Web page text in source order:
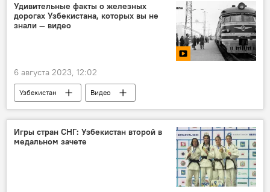
Удивительные факты о железных
дорогах Узбекистана, которых вы не
знали — видео
6 августа 2023, 12:02
Узбекистан
Видео
Железная дорога
Игры стран СНГ: Узбекистан второй в
медальном зачете